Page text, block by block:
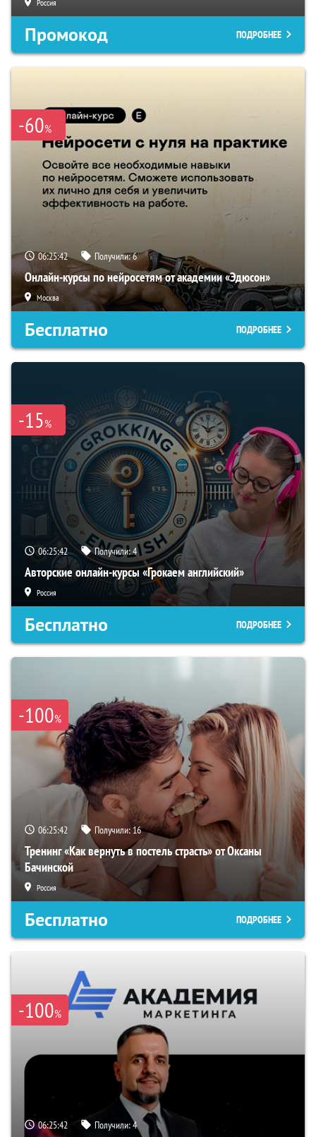
Россия
Промокод ПОДРОБНЕЕ
-60%
06:25:41 Получили:6
Онлайн-курсы по нейросетям от академии «Эдюсон»
Москва
Бесплатно ПОДРОБНЕЕ
-15%
06:25:41 Получили:4
Авторские онлайн-курсы «Грокаем английский»
Россия
Бесплатно ПОДРОБНЕЕ
-100%
06:25:41 Получили:16
Тренинг «Как вернуть в постель страсть» от Оксаны
Бачинской
Россия
Бесплатно ПОДРОБНЕЕ
-100%
06:25:41 Получили:4